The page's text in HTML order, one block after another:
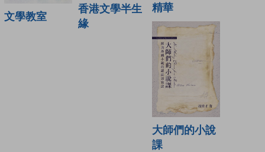
文學教室
香港文學半生
緣
精華
大師們的小說
課